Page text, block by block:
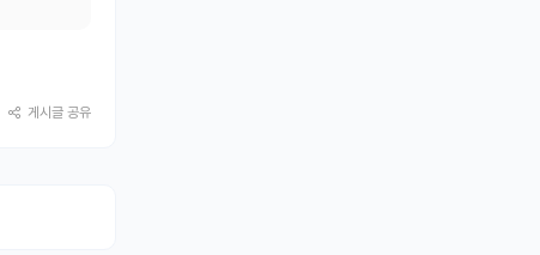
게시글 공유